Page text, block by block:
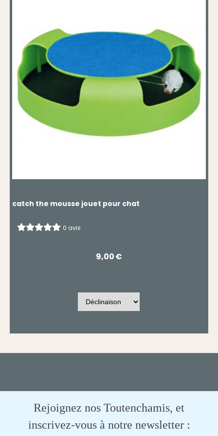
catch the mousse jouet pour chat
0 avis
9,00€
Rejoignez nos Toutenchamis, et
inscrivez-vous à notre newsletter :